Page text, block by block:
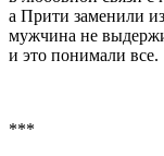
а Прити заменили
мужчина не
и это понимали все.
***